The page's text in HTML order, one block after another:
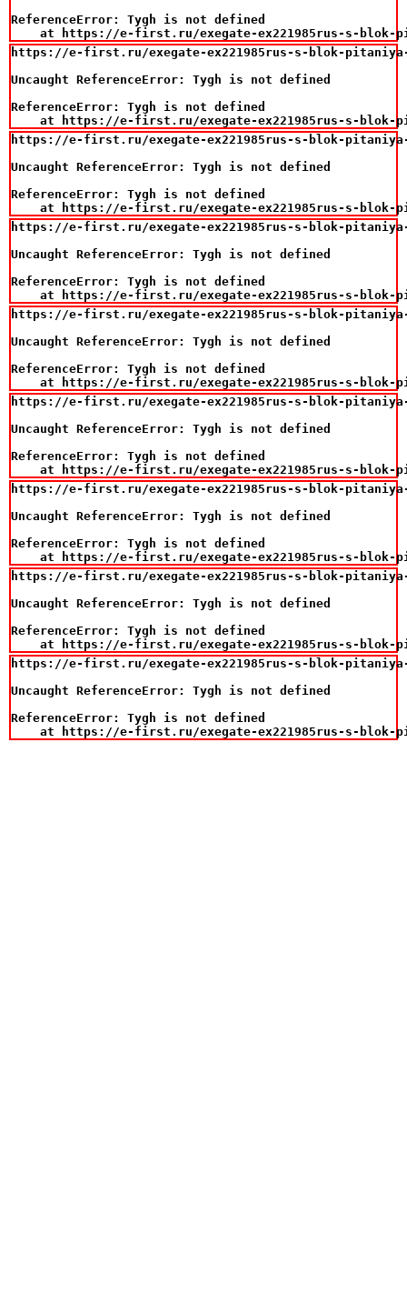
ReferenceError: Tygh is not defined
at https://e-first.ru/exegate-ex221985rus-s-
https://e-first.ru/exegate-ex221985rus-s-blok-pitaniya-
Uncaught ReferenceError: Tygh is not defined
ReferenceError: Tygh is not defined
at https://e-first.ru/exegate-ex221985rus-s-
https://e-first.ru/exegate-ex221985rus-s-blok-pitaniya-
Uncaught ReferenceError: Tygh is not defined
ReferenceError: Tygh is not defined
at https://e-first.ru/exegate-ex221985rus-s-
https://e-first.ru/exegate-ex221985rus-s-blok-pitaniya-
Uncaught ReferenceError: Tygh is not defined
ReferenceError: Tygh is not defined
at https://e-first.ru/exegate-ex221985rus-s-
https://e-first.ru/exegate-ex221985rus-s-blok-pitaniya-
Uncaught ReferenceError: Tygh is not defined
ReferenceError: Tygh is not defined
at https://e-first.ru/exegate-ex221985rus-s-
https://e-first.ru/exegate-ex221985rus-s-blok-pitaniya-
Uncaught ReferenceError: Tygh is not defined
ReferenceError: Tygh is not defined
at https://e-first.ru/exegate-ex221985rus-s-
https://e-first.ru/exegate-ex221985rus-s-blok-pitaniya-
Uncaught ReferenceError: Tygh is not defined
ReferenceError: Tygh is not defined
at https://e-first.ru/exegate-ex221985rus-s-
https://e-first.ru/exegate-ex221985rus-s-blok-pitaniya-
Uncaught ReferenceError: Tygh is not defined
ReferenceError: Tygh is not defined
at https://e-first.ru/exegate-ex221985rus-s-
https://e-first.ru/exegate-ex221985rus-s-blok-pitaniya-
Uncaught ReferenceError: Tygh is not defined
ReferenceError: Tygh is not defined
at https://e-first.ru/exegate-ex221985rus-s-